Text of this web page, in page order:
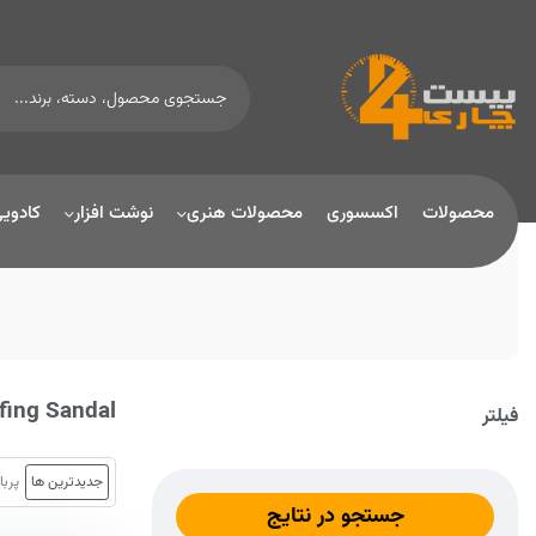
محصولات اکسسوری محصولات هنری نوشت افزار
فیلتر
جستجو در نتایج
Sandal
جدیدترین ها